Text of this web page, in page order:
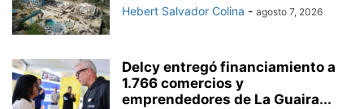
Hebert Salvador Colina - agosto 7, 2026
Delcy entregó financiamiento a
1.766 comercios y
emprendedores de La Guaira...